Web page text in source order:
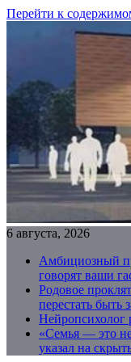
Перейти к
6 августа, 2026
Амбициозный
говорят ваши
Родовое
перестать быть
Нейропсихолог
«Семья — это
указал на